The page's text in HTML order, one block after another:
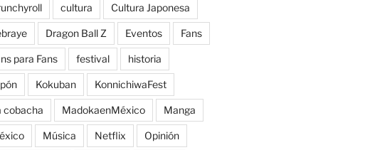
cultura Cultura Japonesa
Dragon Ball Z Eventos Fans
para Fans festival historia
Kokuban KonnichiwaFest
cobacha MadokaenMéxico Manga
Música Netflix Opinión